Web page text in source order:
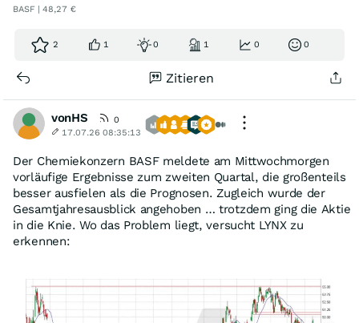
BASF | 48,27 €
2 1 0 1 0 0
Zitieren
vonHS
0
17.07.26 08:35:13
Der Chemiekonzern BASF meldete am Mittwochmorgen
vorläufige Ergebnisse zum zweiten Quartal, die großenteils
besser ausfielen als die Prognosen. Zugleich wurde der
Gesamtjahresausblick angehoben … trotzdem ging die Aktie
in die Knie. Wo das Problem liegt, versucht LYNX zu
erkennen: